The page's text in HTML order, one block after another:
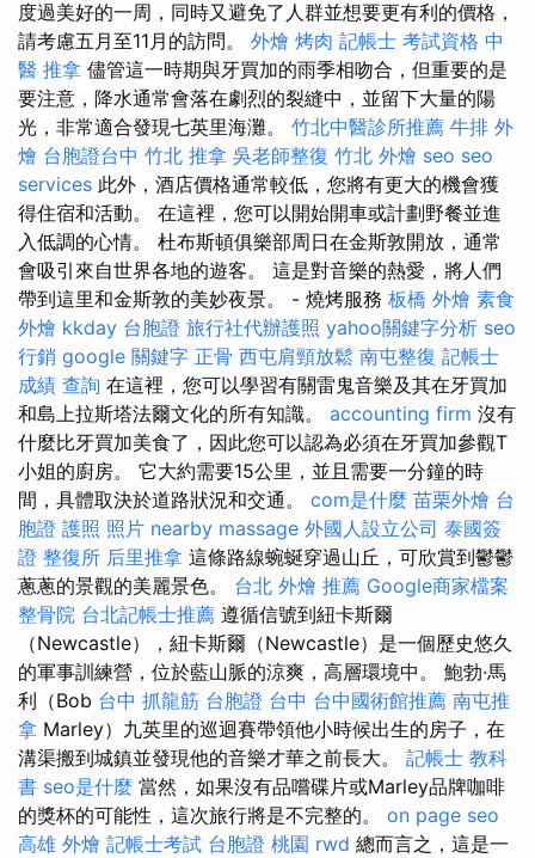
度過美好的一周，同時又避免了人群並想要更有利的價格，
請考慮五月至11月的訪問。 外燴 烤肉 記帳士 考試資格 中
醫 推拿 儘管這一時期與牙買加的雨季相吻合，但重要的是
要注意，降水通常會落在劇烈的裂縫中，並留下大量的陽
光，非常適合發現七英里海灘。 竹北中醫診所推薦 牛排 外
燴 台胞證台中 竹北 推拿 吳老師整復 竹北 外燴 seo seo
services 此外，酒店價格通常較低，您將有更大的機會獲
得住宿和活動。 在這裡，您可以開始開車或計劃野餐並進
入低調的心情。 杜布斯頓俱樂部周日在金斯敦開放，通常
會吸引來自世界各地的遊客。 這是對音樂的熱愛，將人們
帶到這里和金斯敦的美妙夜景。 - 燒烤服務 板橋 外燴 素食
外燴 kkday 台胞證 旅行社代辦護照 yahoo關鍵字分析 seo
行銷 google 關鍵字 正骨 西屯肩頸放鬆 南屯整復 記帳士
成績 查詢 在這裡，您可以學習有關雷鬼音樂及其在牙買加
和島上拉斯塔法爾文化的所有知識。 accounting firm 沒有
什麼比牙買加美食了，因此您可以認為必須在牙買加參觀T
小姐的廚房。 它大約需要15公里，並且需要一分鐘的時
間，具體取決於道路狀況和交通。 com是什麼 苗栗外燴 台
胞證 護照 照片 nearby massage 外國人設立公司 泰國簽
證 整復所 后里推拿 這條路線蜿蜒穿過山丘，可欣賞到鬱鬱
蔥蔥的景觀的美麗景色。 台北 外燴 推薦 Google商家檔案
整骨院 台北記帳士推薦 遵循信號到紐卡斯爾
（Newcastle），紐卡斯爾（Newcastle）是一個歷史悠久
的軍事訓練營，位於藍山脈的涼爽，高層環境中。 鮑勃·馬
利（Bob 台中 抓龍筋 台胞證 台中 台中國術館推薦 南屯推
拿 Marley）九英里的巡迴賽帶領他小時候出生的房子，在
溝渠搬到城鎮並發現他的音樂才華之前長大。 記帳士 教科
書 seo是什麼 當然，如果沒有品嚐碟片或Marley品牌咖啡
的獎杯的可能性，這次旅行將是不完整的。 on page seo
高雄 外燴 記帳士考試 台胞證 桃園 rwd 總而言之，這是一